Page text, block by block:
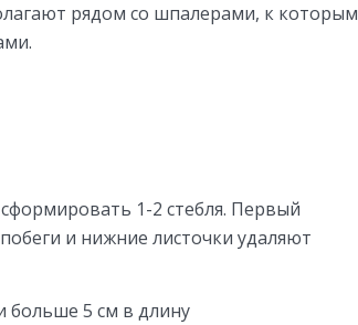
рядом со шпалерами, к которым
1-2 стебля. Первый
и нижние листочки удаляют
больше 5 см в длину